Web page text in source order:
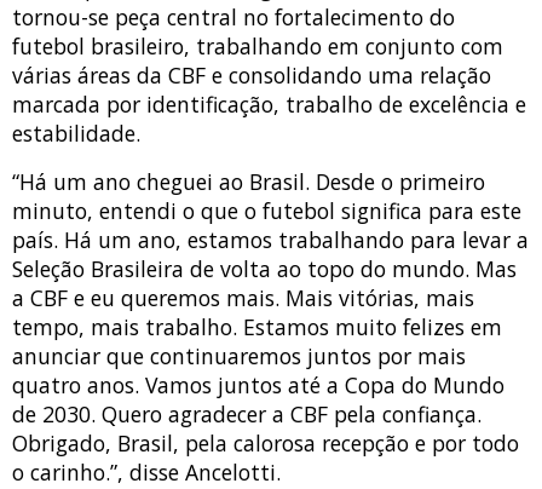
tornou-se peça central no fortalecimento do
futebol brasileiro, trabalhando em conjunto com
várias áreas da CBF e consolidando uma relação
marcada por identificação, trabalho de excelência e
estabilidade.
“Há um ano cheguei ao Brasil. Desde o primeiro
minuto, entendi o que o futebol significa para este
país. Há um ano, estamos trabalhando para levar a
Seleção Brasileira de volta ao topo do mundo. Mas
a CBF e eu queremos mais. Mais vitórias, mais
tempo, mais trabalho. Estamos muito felizes em
anunciar que continuaremos juntos por mais
quatro anos. Vamos juntos até a Copa do Mundo
de 2030. Quero agradecer a CBF pela confiança.
Obrigado, Brasil, pela calorosa recepção e por todo
o carinho.”, disse Ancelotti.